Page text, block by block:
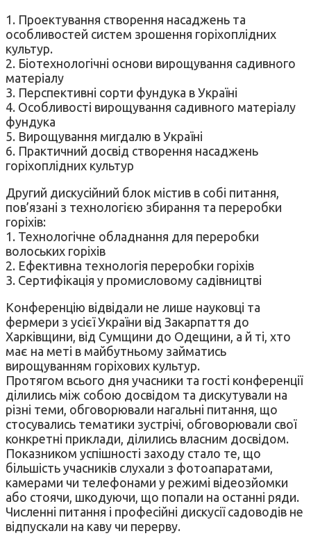
1. Проектування створення насаджень та
особливостей систем зрошення горіхоплідних
культур.
2. Біотехнологічні основи вирощування садивного
матеріалу
3. Перспективні сорти фундука в Україні
4. Особливості вирощування садивного матеріалу
фундука
5. Вирощування мигдалю в Україні
6. Практичний досвід створення насаджень
горіхоплідних культур
Другий дискусійний блок містив в собі питання,
пов’язані з технологією збирання та переробки
горіхів:
1. Технологічне обладнання для переробки
волоських горіхів
2. Ефективна технологія переробки горіхів
3. Сертифікація у промисловому садівництві
Конференцію відвідали не лише науковці та
фермери з усієї України від Закарпаття до
Харківщини, від Сумщини до Одещини, а й ті, хто
має на меті в майбутньому займатись
вирощуванням горіхових культур.
Протягом всього дня учасники та гості конференції
ділились між собою досвідом та дискутували на
різні теми, обговорювали нагальні питання, що
стосувались тематики зустрічі, обговорювали свої
конкретні приклади, ділились власним досвідом.
Показником успішності заходу стало те, що
більшість учасників слухали з фотоапаратами,
камерами чи телефонами у режимі відеозйомки
або стоячи, шкодуючи, що попали на останні ряди.
Численні питання і професійні дискусії садоводів не
відпускали на каву чи перерву.